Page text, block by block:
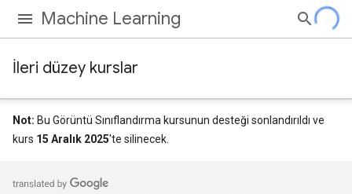
Machine Learning
İleri düzey kurslar
Not: Bu Görüntü Sınıflandırma kursunun desteği sonlandırıldı ve
kurs 15 Aralık 2025'te silinecek.